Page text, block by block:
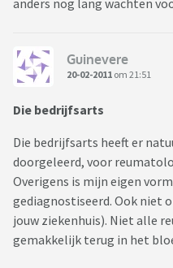
anders nog lang wachten
Guinevere
20-02-2011 om 21:51
Die bedrijfsarts
Die bedrijfsarts heeft er
doorgeleerd, voor
Overigens is mijn eigen
gediagnostiseerd. Ook niet
jouw ziekenhuis). Niet alle
gemakkelijk terug in het